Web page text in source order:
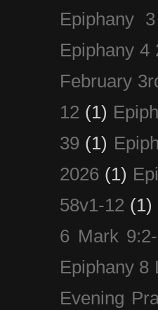
Epiphany
Epiphany 4
February
12 (1)
39 (1)
2026 (1)
58v1-12 (1)
6 Mark
Epiphany 8
Evening